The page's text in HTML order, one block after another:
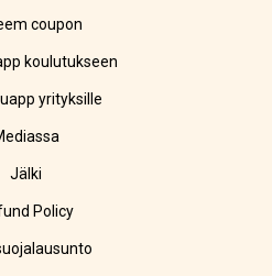
coupon
koulutukseen
yrityksille
Jälki
Policy